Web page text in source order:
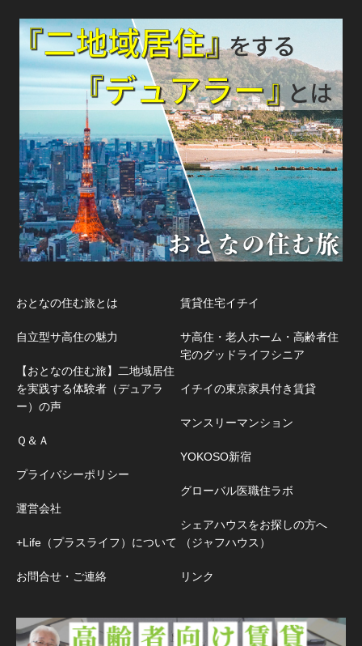
おとなの住む旅とは
自立型サ高住の魅力
【おとなの住む旅】二地域居住
を実践する体験者（デュアラ
ー）の声
Ｑ＆Ａ
プライバシーポリシー
運営会社
+Life（プラスライフ）について
お問合せ・ご連絡
賃貸住宅イチイ
サ高住・老人ホーム・高齢者住
宅のグッドライフシニア
イチイの東京家具付き賃貸
マンスリーマンション
YOKOSO新宿
グローバル医職住ラボ
シェアハウスをお探しの方へ
（ジャフハウス）
リンク